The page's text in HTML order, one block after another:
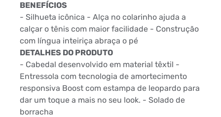
BENEFÍCIOS
- Silhueta icônica - Alça no colarinho ajuda a
calçar o tênis com maior facilidade - Construção
com língua inteiriça abraça o pé
DETALHES DO PRODUTO
- Cabedal desenvolvido em material têxtil -
Entressola com tecnologia de amortecimento
responsiva Boost com estampa de leopardo para
dar um toque a mais no seu look. - Solado de
borracha